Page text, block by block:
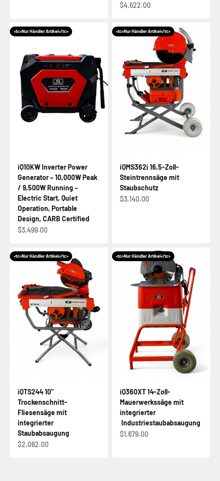
Angebot
$4,622.00
<tc>Nur Händler Artikel</tc>
iQ10KW Inverter Power
Generator – 10,000W Peak
/ 9,500W Running –
Electric Start, Quiet
Operation, Portable
Design, CARB Certified
Angebot
$3,499.00
<tc>Nur Händler Artikel</tc>
iQMS362i 16,5-Zoll-
Steintrennsäge mit
Staubschutz
Angebot
$3,140.00
<tc>Nur Händler Artikel</tc>
iQTS244 10“
Trockenschnitt-
Fliesensäge mit
integrierter
Staubabsaugung
Angebot
$2,062.00
<tc>Nur Händler Artikel</tc>
iQ360XT 14-Zoll-
Mauerwerkssäge mit
integrierter
Industriestaubabsaugung
Angebot
$1,679.00